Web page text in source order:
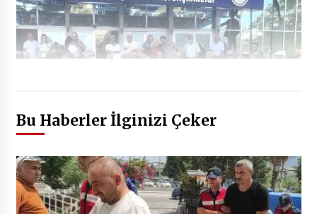
Bu Haberler İlginizi Çeker